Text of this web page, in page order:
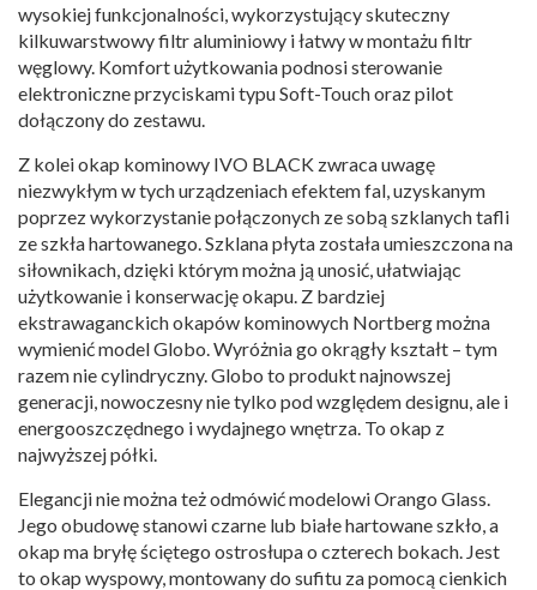
wysokiej funkcjonalności, wykorzystujący skuteczny
kilkuwarstwowy filtr aluminiowy i łatwy w montażu filtr
węglowy. Komfort użytkowania podnosi sterowanie
elektroniczne przyciskami typu Soft-Touch oraz pilot
dołączony do zestawu.
Z kolei okap kominowy IVO BLACK zwraca uwagę
niezwykłym w tych urządzeniach efektem fal, uzyskanym
poprzez wykorzystanie połączonych ze sobą szklanych tafli
ze szkła hartowanego. Szklana płyta została umieszczona na
siłownikach, dzięki którym można ją unosić, ułatwiając
użytkowanie i konserwację okapu. Z bardziej
ekstrawaganckich okapów kominowych Nortberg można
wymienić model Globo. Wyróżnia go okrągły kształt – tym
razem nie cylindryczny. Globo to produkt najnowszej
generacji, nowoczesny nie tylko pod względem designu, ale i
energooszczędnego i wydajnego wnętrza. To okap z
najwyższej półki.
Elegancji nie można też odmówić modelowi Orango Glass.
Jego obudowę stanowi czarne lub białe hartowane szkło, a
okap ma bryłę ściętego ostrosłupa o czterech bokach. Jest
to okap wyspowy, montowany do sufitu za pomocą cienkich